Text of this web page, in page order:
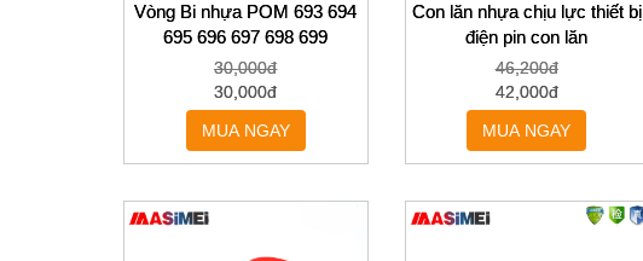
Vòng Bi nhựa POM 693 694
695 696 697 698 699
30,000đ
30,000đ
MUA NGAY
Con lăn nhựa chịu lực thiết bị
điện pin con lăn
46,200đ
42,000đ
MUA NGAY